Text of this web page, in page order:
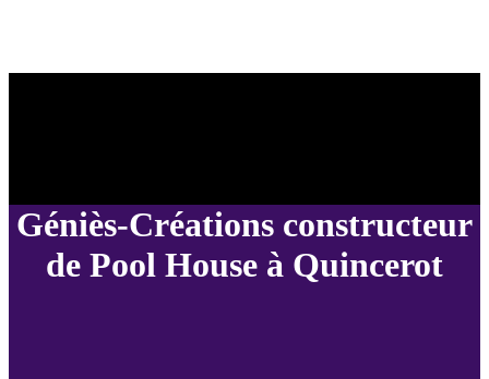
Géniès-Créations constructeur
de Pool House à Quincerot